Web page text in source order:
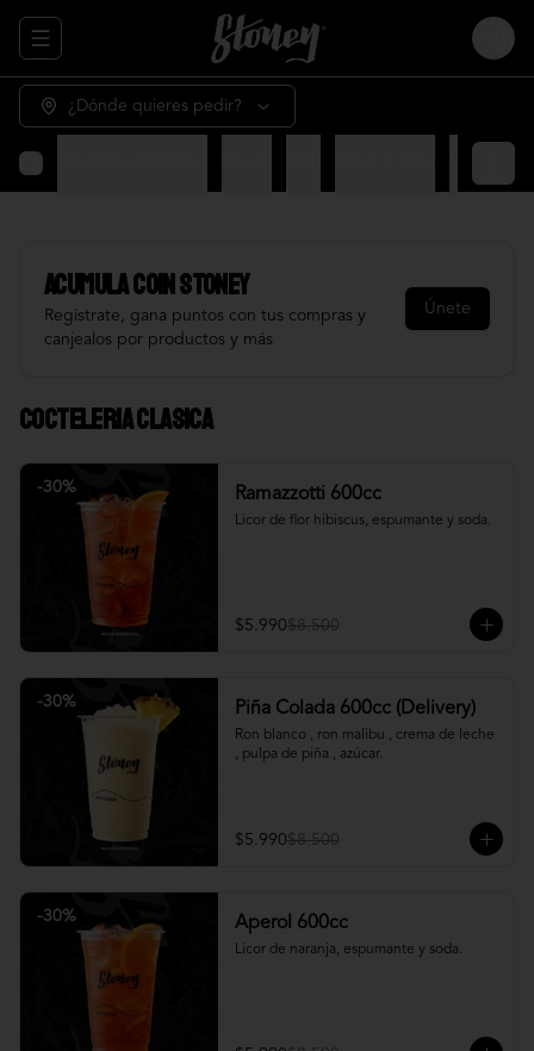
Abrir menu de navegación Login
¿Dónde quieres pedir?
AcumulaCOIN STONEY
Regístrate, gana puntos con tus compras y
canjealos por productos y más
Únete
Cocteleria Clasica
-30% Ramazzotti 600cc
Licor de flor hibiscus, espumante y soda.
$5.990$8.500
-30% Piña Colada 600cc (Delivery)
Ron blanco , ron malibu , crema de leche
, pulpa de piña , azúcar.
$5.990$8.500
-30% Aperol 600cc
Licor de naranja, espumante y soda.